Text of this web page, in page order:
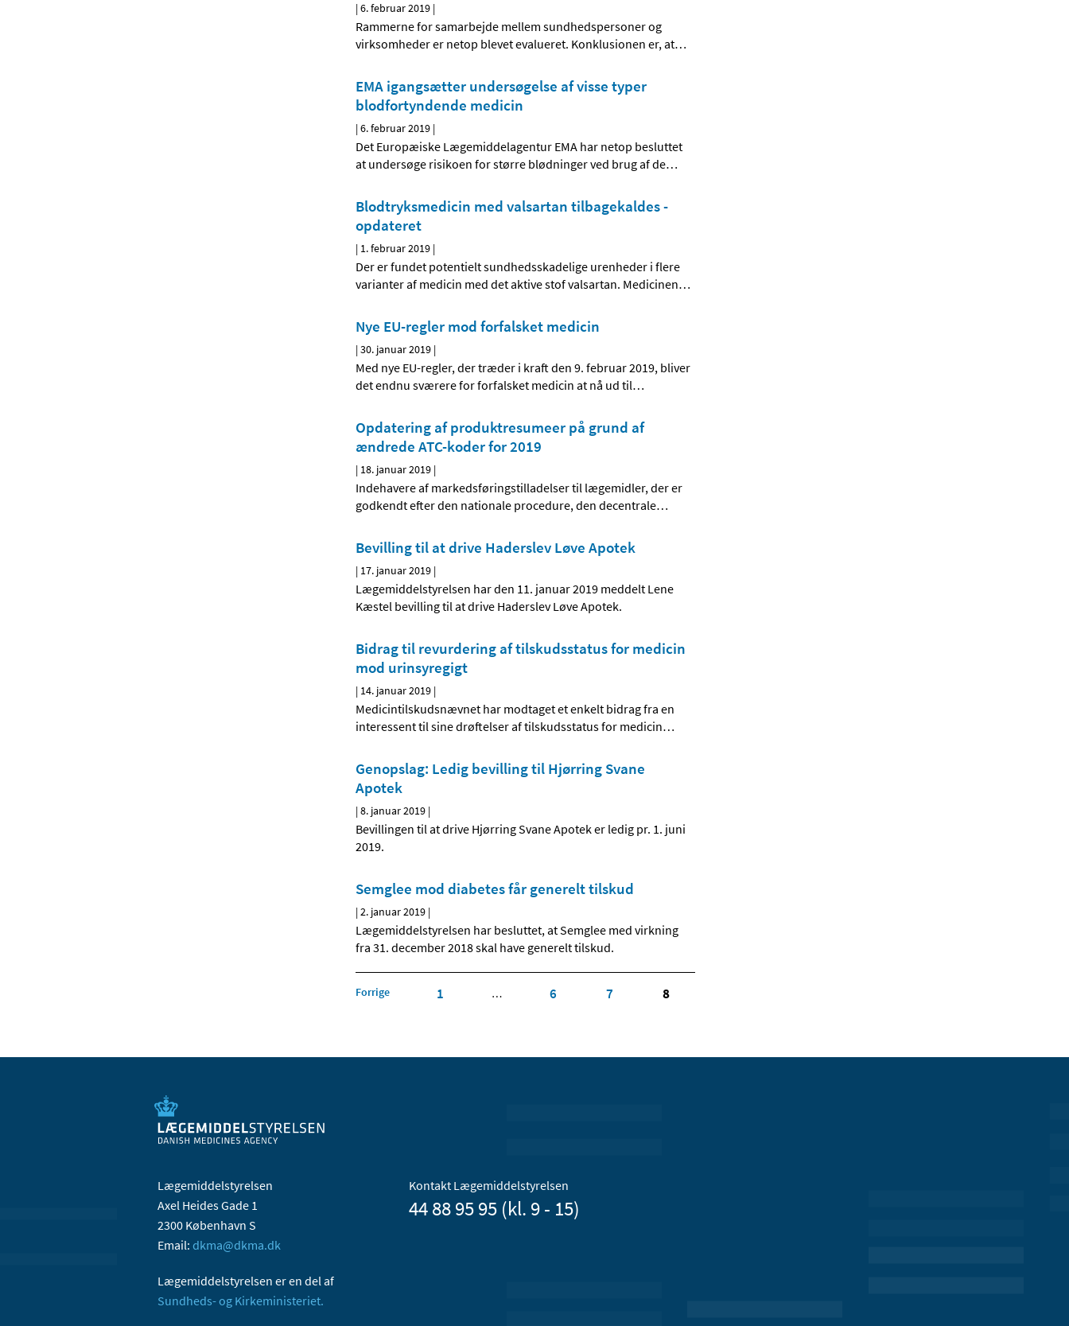
|6. februar 2019 |
Rammerne for samarbejde mellem sundhedspersoner og
virksomheder er netop blevet evalueret. Konklusionen er, at…
EMA igangsætter undersøgelse af visse typer
blodfortyndende medicin
|6. februar 2019 |
Det Europæiske Lægemiddelagentur EMA har netop besluttet
at undersøge risikoen for større blødninger ved brug af de…
Blodtryksmedicin med valsartan tilbagekaldes -
opdateret
| 1. februar 2019 |
Der er fundet potentielt sundhedsskadelige urenheder i flere
varianter af medicin med det aktive stof valsartan. Medicinen…
Nye EU-regler mod forfalsket medicin
|30. januar 2019 |
Med nye EU-regler, der træder i kraft den 9. februar 2019, bliver
det endnu sværere for forfalsket medicin at nå ud til…
Opdatering af produktresumeer på grund af
ændrede ATC-koder for 2019
| 18. januar 2019 |
Indehavere af markedsføringstilladelser til lægemidler, der er
godkendt efter den nationale procedure, den decentrale…
Bevilling til at drive Haderslev Løve Apotek
| 17. januar 2019 |
Lægemiddelstyrelsen har den 11. januar 2019 meddelt Lene
Kæstel bevilling til at drive Haderslev Løve Apotek.
Bidrag til revurdering af tilskudsstatus for medicin
mod urinsyregigt
| 14. januar 2019 |
Medicintilskudsnævnet har modtaget et enkelt bidrag fra en
interessent til sine drøftelser af tilskudsstatus for medicin…
Genopslag: Ledig bevilling til Hjørring Svane
Apotek
|8. januar 2019 |
Bevillingen til at drive Hjørring Svane Apotek er ledig pr. 1. juni
2019.
Semglee mod diabetes får generelt tilskud
|2. januar 2019 |
Lægemiddelstyrelsen har besluttet, at Semglee med virkning
fra 31. december 2018 skal have generelt tilskud.
Forrige 1 … 6 7 8
Lægemiddelstyrelsen
Axel Heides Gade 1
2300 København S
Email: dkma@dkma.dk
Lægemiddelstyrelsen er en del af
Sundheds- og Kirkeministeriet.
Kontakt Lægemiddelstyrelsen
44 88 95 95 (kl. 9 - 15)